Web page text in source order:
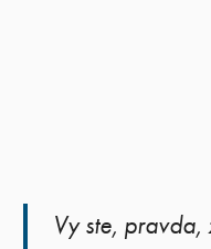
Vy ste,